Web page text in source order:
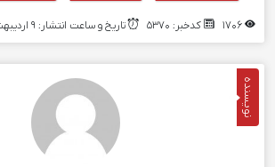
کدخبر: 5370 تاریخ و ساعت انتشار: ۹ اردیبهشت ۱۳۹۹ | 09:31
نویسنده